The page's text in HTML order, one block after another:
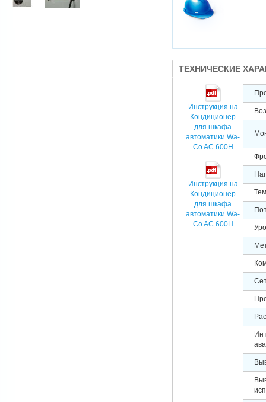
ТЕХНИЧЕСКИЕ
Инструкция на
Кондиционер
для шкафа
автоматики Wa-
Co AC 600H
Инструкция на
Кондиционер
для шкафа
автоматики Wa-
Co AC 600H